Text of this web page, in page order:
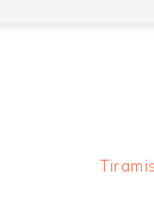
Next